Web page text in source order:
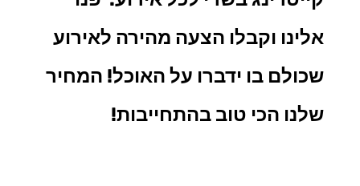
אלינו וקבלו הצעה מהירה לאירוע
שכולם בו ידברו על האוכל! המחיר
שלנו הכי טוב בהתחייבות!